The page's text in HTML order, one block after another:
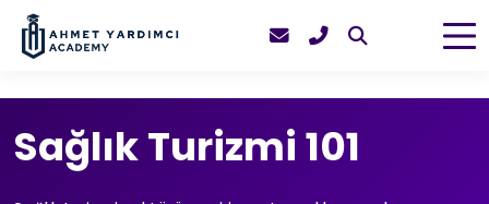
Sağlık Turizmi 101